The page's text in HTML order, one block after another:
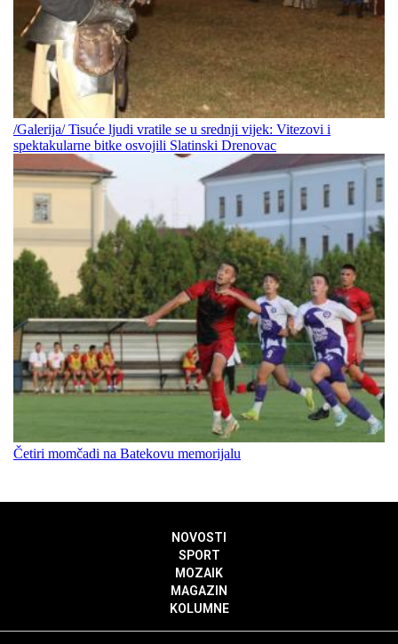
/Galerija/ Tisuće ljudi vratile se u srednji vijek: Vitezovi i
spektakularne bitke osvojili Slatinski Drenovac
Četiri momčadi na Batekovu memorijalu
NOVOSTI
SPORT
MOZAIK
MAGAZIN
KOLUMNE